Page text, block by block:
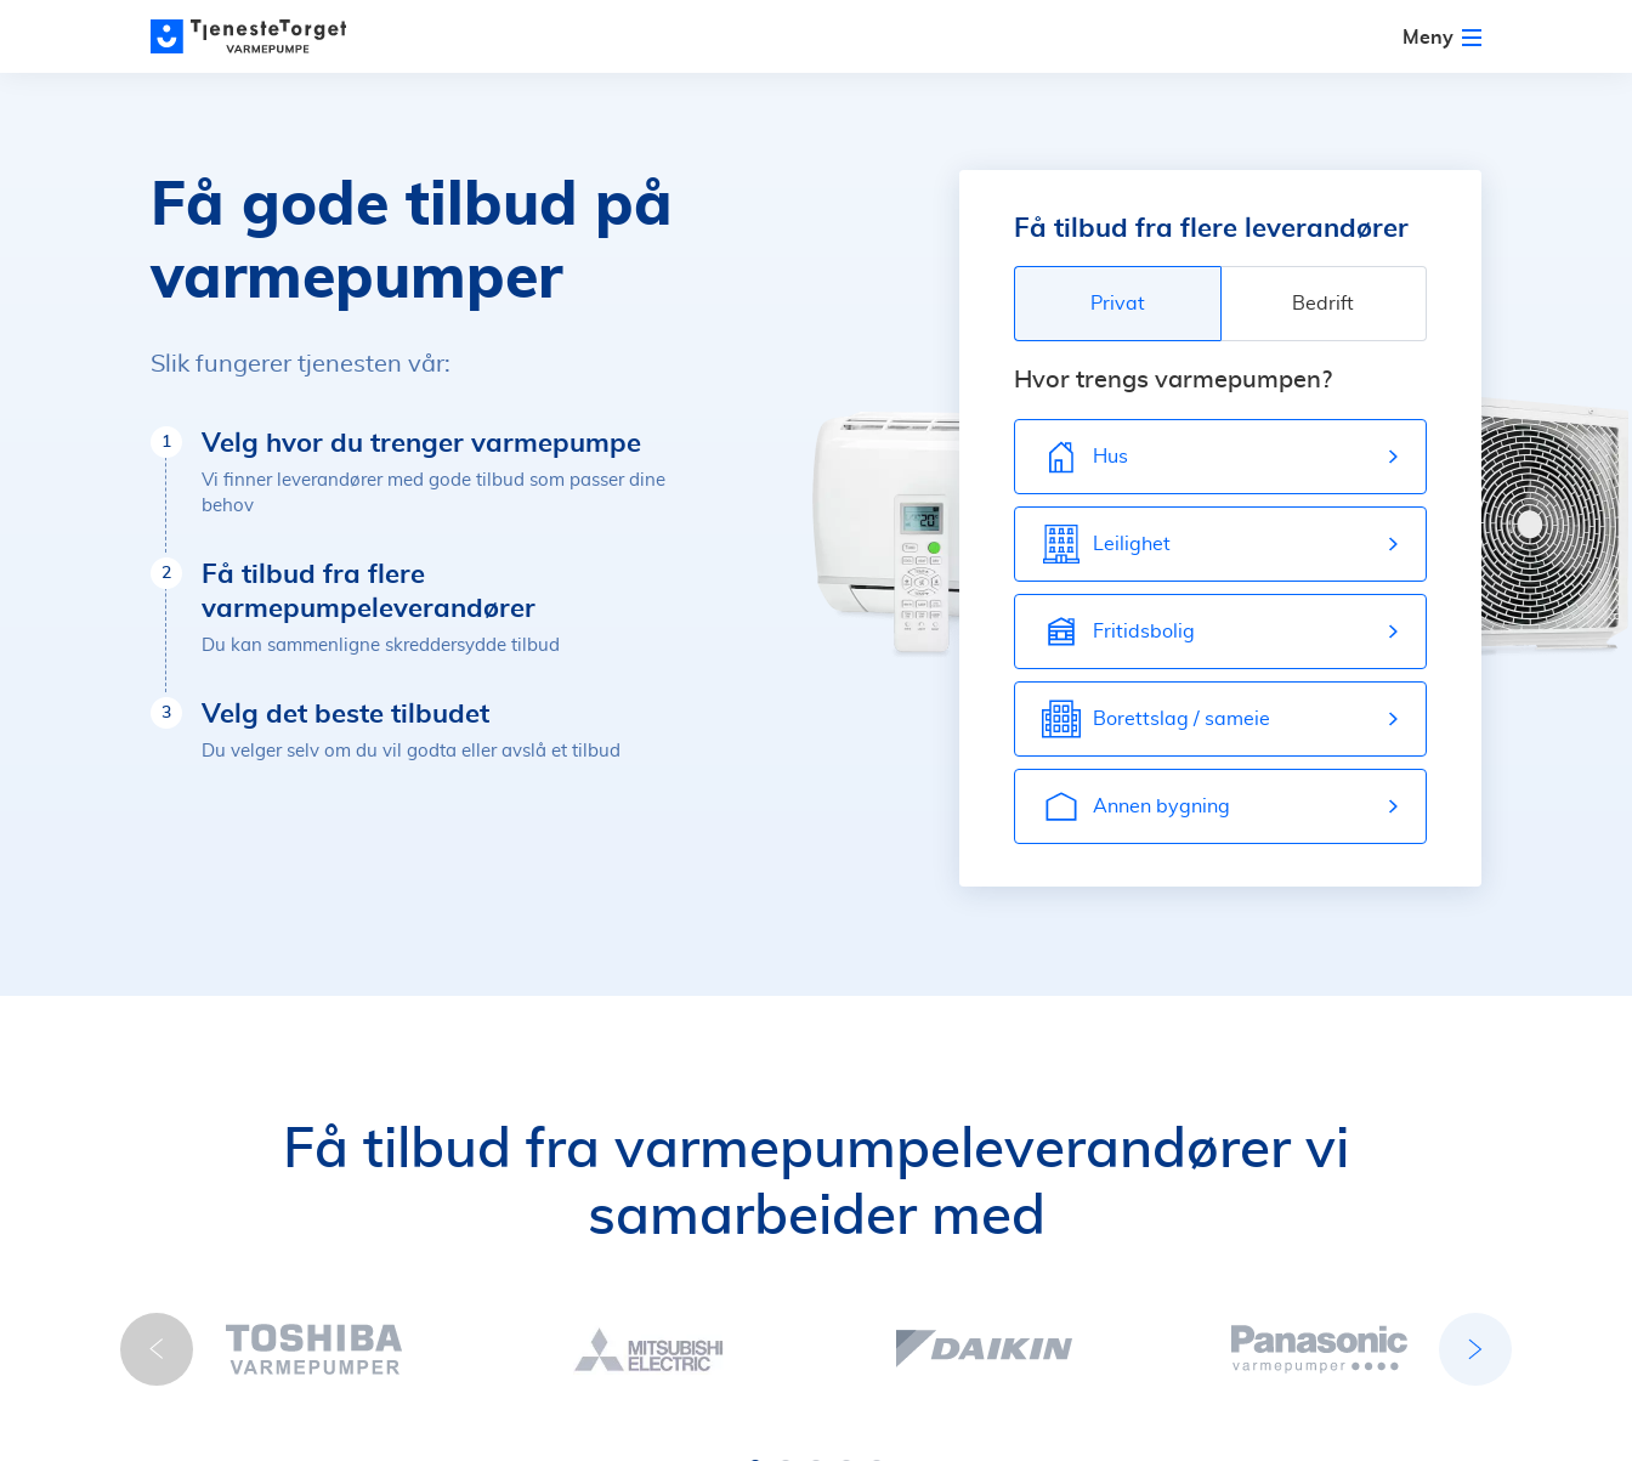
Meny
Få gode tilbud på
varmepumper
Slik fungerer tjenesten vår:
1 Velg hvor du trenger varmepumpe
Vi finner leverandører med gode tilbud som passer dine
behov
2
Få tilbud fra flere
varmepumpeleverandører
Du kan sammenligne skreddersydde tilbud
3 Velg det beste tilbudet
Du velger selv om du vil godta eller avslå et tilbud
Få tilbud fra flere leverandører
Privat Bedrift
Hvor trengs varmepumpen?
Hus
Leilighet
Fritidsbolig
Borettslag / sameie
Annen bygning
Få tilbud fra varmepumpeleverandører vi
samarbeider med